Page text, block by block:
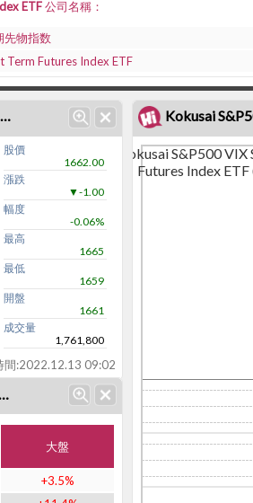
ETF 公司名稱：
物指数
Term Futures Index ETF
Kokusai S&P500 VIX Short Term Futures Index ETF (J1552)走勢圖
股價
1662.00
漲跌
▼-1.00
幅度
-0.06%
最高
1665
最低
1659
開盤
1661
成交量
1,761,800
間:2022.12.13 09:02
Kokusai S&P500
Futures Index
期先物指数 (J1552)近期表現
大盤
+3.5%